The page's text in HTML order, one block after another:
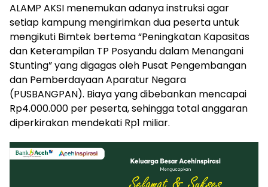
ALAMP AKSI menemukan adanya instruksi agar
setiap kampung mengirimkan dua peserta untuk
mengikuti Bimtek bertema “Peningkatan Kapasitas
dan Keterampilan TP Posyandu dalam Menangani
Stunting” yang digagas oleh Pusat Pengembangan
dan Pemberdayaan Aparatur Negara
(PUSBANGPAN). Biaya yang dibebankan mencapai
Rp4.000.000 per peserta, sehingga total anggaran
diperkirakan mendekati Rp1 miliar.